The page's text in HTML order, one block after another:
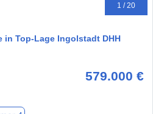
1 / 20
in Top-Lage Ingolstadt DHH
579.000 €